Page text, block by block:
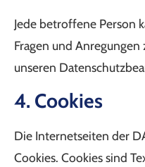
Jede betroffene Person
Fragen und
unseren
4. Cookies
Die Internetseiten der
Cookies. Cookies sind